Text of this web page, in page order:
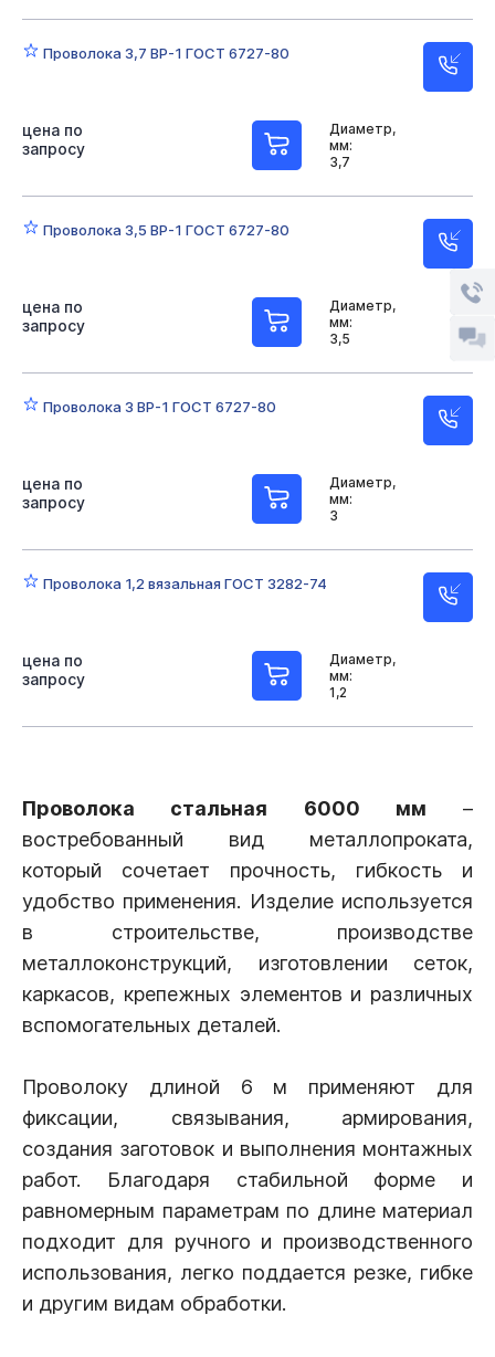
Проволока 3,7 ВР-1 ГОСТ 6727-80
Диаметр,
мм:
3,7
цена по
запросу
Проволока 3,5 ВР-1 ГОСТ 6727-80
Диаметр,
мм:
3,5
цена по
запросу
Проволока 3 ВР-1 ГОСТ 6727-80
Диаметр,
мм:
3
цена по
запросу
Проволока 1,2 вязальная ГОСТ 3282-74
Диаметр,
мм:
1,2
цена по
запросу
Проволока стальная 6000 мм –
востребованный вид металлопроката,
который сочетает прочность, гибкость и
удобство применения. Изделие используется
в строительстве, производстве
металлоконструкций, изготовлении сеток,
каркасов, крепежных элементов и различных
вспомогательных деталей.
Проволоку длиной 6 м применяют для
фиксации, связывания, армирования,
создания заготовок и выполнения монтажных
работ. Благодаря стабильной форме и
равномерным параметрам по длине материал
подходит для ручного и производственного
использования, легко поддается резке, гибке
и другим видам обработки.